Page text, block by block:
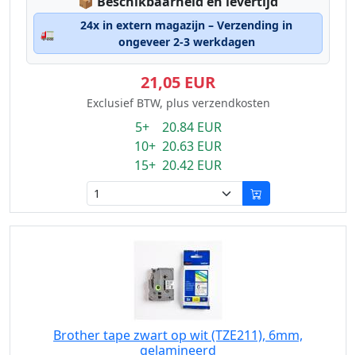
🚛
24x in extern magazijn – Verzending in
ongeveer 2-3 werkdagen
21,05 EUR
Exclusief BTW, plus verzendkosten
5+ 20.84 EUR
10+ 20.63 EUR
15+ 20.42 EUR
Brother tape zwart op wit (TZE211), 6mm,
gelamineerd